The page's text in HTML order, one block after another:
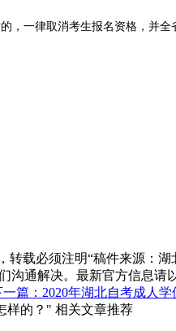
的，一律取消考生报名资格，并全
载必须注明“稿件来源：湖
沟通解决。最新官方信息请
一篇：2020年湖北自考成人
样的？" 相关文章推荐